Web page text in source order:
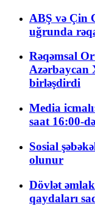
ABŞ və Çin
uğrunda
Rəqəmsal
Azərbaycan
birləşdirdi
Media
saat 16:00-
Sosial
olunur
Dövlət
qaydaları